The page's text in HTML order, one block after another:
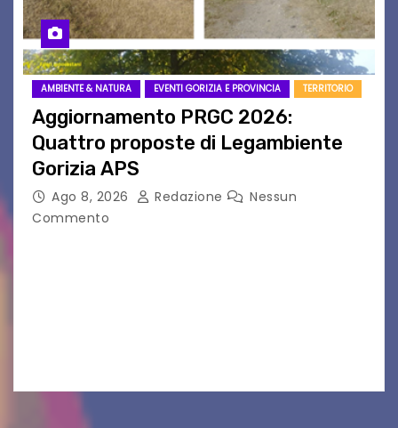
AMBIENTE & NATURA EVENTI GORIZIA E PROVINCIA TERRITORIO
Aggiornamento PRGC 2026:
Quattro proposte di Legambiente
Gorizia APS
Ago 8, 2026 Redazione
Nessun
Commento